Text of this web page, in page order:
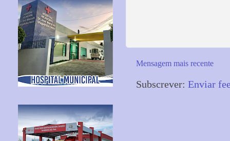
Mensagem mais recente
Subscrever: Enviar